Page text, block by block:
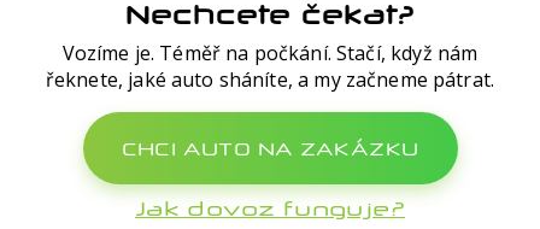
Nechcete čekat?
Vozíme je. Téměř na počkání. Stačí, když nám
řeknete, jaké auto sháníte, a my začneme pátrat.
CHCI AUTO NA ZAKÁZKU
Jak dovoz funguje?